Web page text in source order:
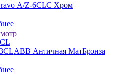
А/Z-6CLC Хром
ABB Античная МатБронза